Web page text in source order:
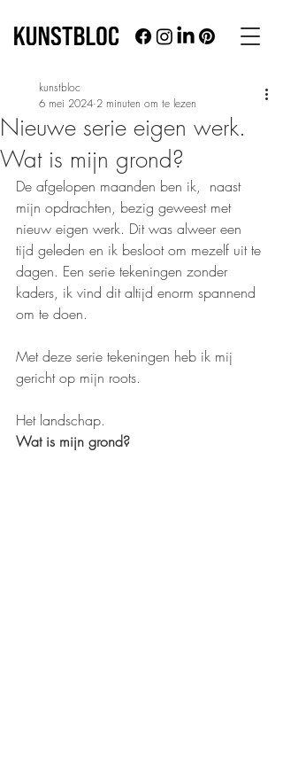
Nieuwe serie eigen werk.
Wat is mijn grond?
kunstbloc
6 mei 2024 2 minuten om te lezen
De afgelopen maanden ben ik,  naast
mijn opdrachten, bezig geweest met
nieuw eigen werk. Dit was alweer een
tijd geleden en ik besloot om mezelf uit te
dagen. Een serie tekeningen zonder
kaders, ik vind dit altijd enorm spannend
om te doen.
Met deze serie tekeningen heb ik mij
gericht op mijn roots.
Het landschap.
Wat is mijn grond?